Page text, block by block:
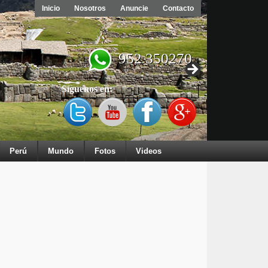
Inicio Nosotros Anuncie Contacto
952 350270
Síguenos en:
Perú Mundo Fotos Videos